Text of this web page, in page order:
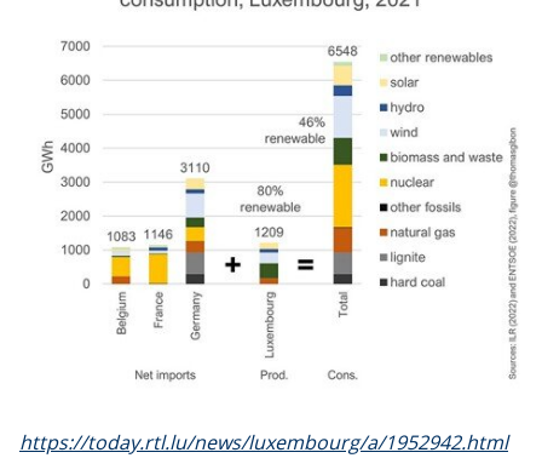
https://today.rtl.lu/news/luxembourg/a/1952942.html